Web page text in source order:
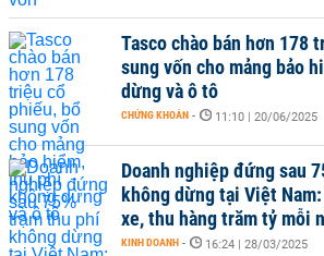
Tasco chào bán hơn 178
sung vốn cho mảng bảo
dừng và ô tô
CHỨNG KHOÁN - 11:10 | 20/06/2025
Doanh nghiệp đứng sau
không dừng tại Việt
xe, thu hàng trăm tỷ mỗi
KINH DOANH - 16:24 | 28/03/2025